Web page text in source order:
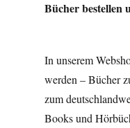
Bücher bestellen
In unserem
werden – Bücher
zum
Books und